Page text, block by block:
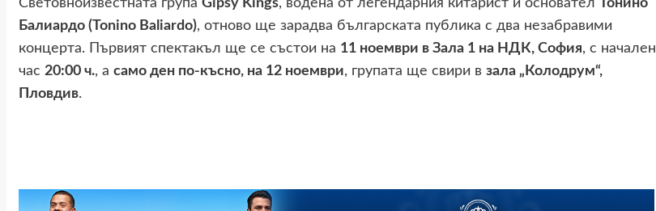
Световноизвестната група Gipsy Kings, водена от легендарния китарист и основател Тонино
Балиардо (Tonino Baliardo), отново ще зарадва българската публика с два незабравими
концерта. Първият спектакъл ще се състои на 11 ноември в Зала 1 на НДК, София, с начален
час 20:00 ч., а само ден по-късно, на 12 ноември, групата ще свири в зала „Колодрум“,
Пловдив.